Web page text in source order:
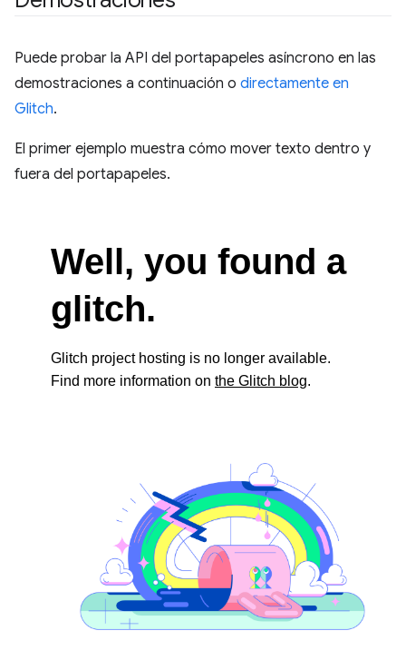
Puede probar la API del portapapeles asíncrono en las
demostraciones a continuación o directamente en
Glitch.
El primer ejemplo muestra cómo mover texto dentro y
fuera del portapapeles.